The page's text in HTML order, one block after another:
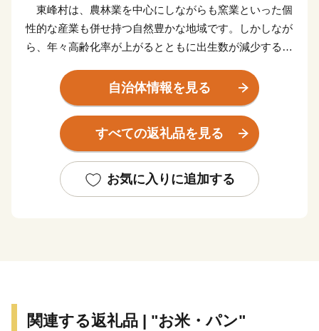
東峰村は、農林業を中心にしながらも窯業といった個
性的な産業も併せ持つ自然豊かな地域です。しかしなが
ら、年々高齢化率が上がるとともに出生数が減少する少
す。これからも地域の活性化や安心して暮らせる住環境
の整備を推進しながら、豊かな地域づくりになお一層努
めてまいります。
東峰村は、平成２９年７月５日に発生した九州北部豪
われ、自然豊かな山里の環境が一変しました。そのよう
な中、全国より温かいご支援をいただき心より感謝申し
自治体情報を見る
すべての返礼品を見る
お気に入りに追加する
関連する返礼品 | "お米・パン"